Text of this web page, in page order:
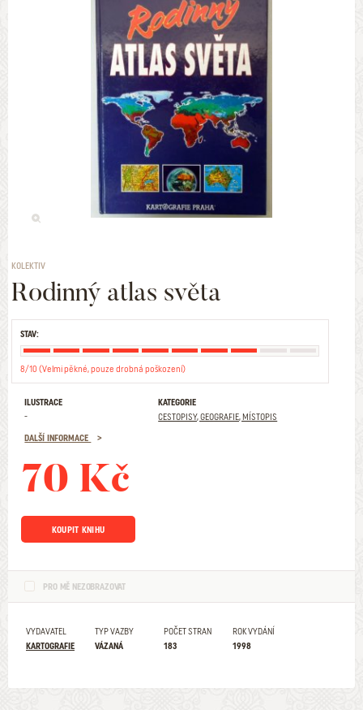
KOLEKTIV
Rodinný atlas světa
STAV:
8/10 (Velmi pěkné, pouze drobná poškození)
ILUSTRACE
-
KATEGORIE
CESTOPISY, GEOGRAFIE, MÍSTOPIS
DALŠÍ INFORMACE
70 Kč
KOUPIT KNIHU
PRO MĚ NEZOBRAZOVAT
VYDAVATEL
KARTOGRAFIE
TYP VAZBY
VÁZANÁ
POČET STRAN
183
ROK VYDÁNÍ
1998